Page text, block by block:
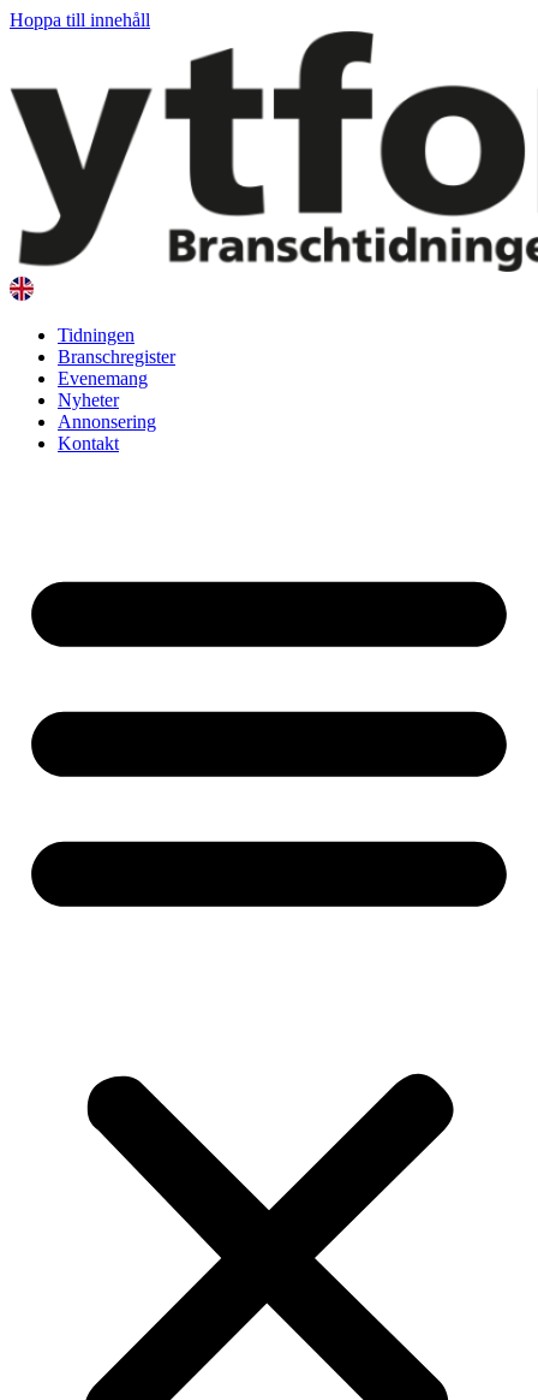
Hoppa till innehåll
Tidningen
Branschregister
Evenemang
Nyheter
Annonsering
Kontakt